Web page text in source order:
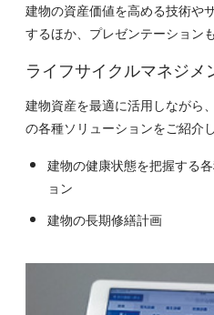
建物の資産価値を高める技術や
するほか、プレゼンテーション
ライフサイクルマネジメ
建物資産を最適に活用しながら
の各種ソリューションをご紹介し
建物の健康状態を把握する
ョン
建物の長期修繕計画